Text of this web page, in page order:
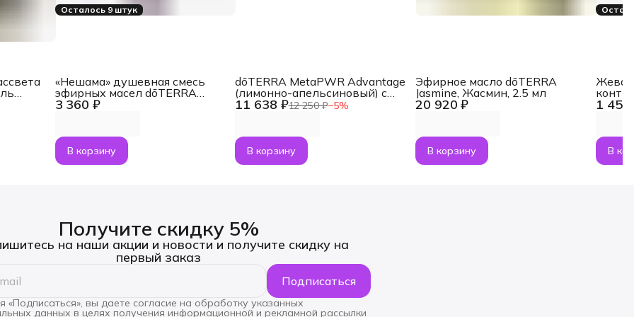
Осталось 9 штук
3 360 ₽
«Нешама» душевная смесь
эфирных масел dōTERRA
Touch Neshama, роллер 10 мл
В корзину
11 638 ₽12 250 ₽−5%
dōTERRA MetaPWR Advantage
(лимонно-апельсиновый) с
коллагеном + NMN, 30 саше
В корзину
20 920 ₽
Эфирное масло dōTERRA
Jasmine, Жасмин, 2.5 мл
В корзину
1 454
В
Получите скидку 5%
на наши акции и новости и получите скидку на
первый заказ
Подписаться
«Подписаться», вы даете согласие на обработку указанных
данных в целях получения информационной и рекламной рассылки